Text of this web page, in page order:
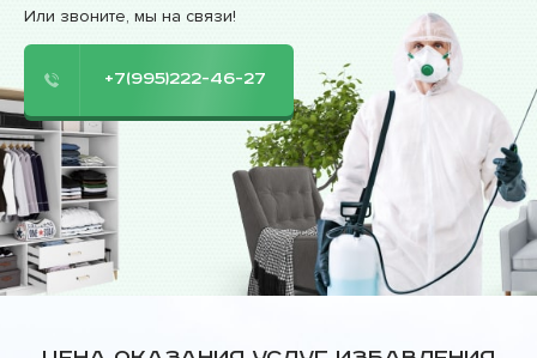
Или звоните, мы на связи!
+7(995)222-46-27